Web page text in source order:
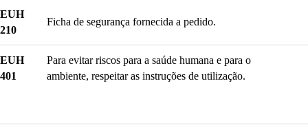
EUH
210
Ficha de segurança fornecida a pedido.
EUH
401
Para evitar riscos para a saúde humana e para o
ambiente, respeitar as instruções de utilização.